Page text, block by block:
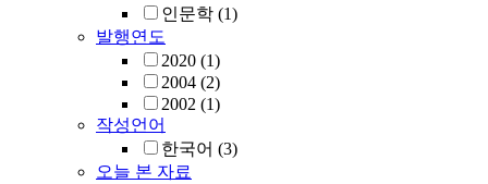
인문학 (1)
발행연도
2020 (1)
2004 (2)
2002 (1)
작성언어
한국어 (3)
오늘 본 자료